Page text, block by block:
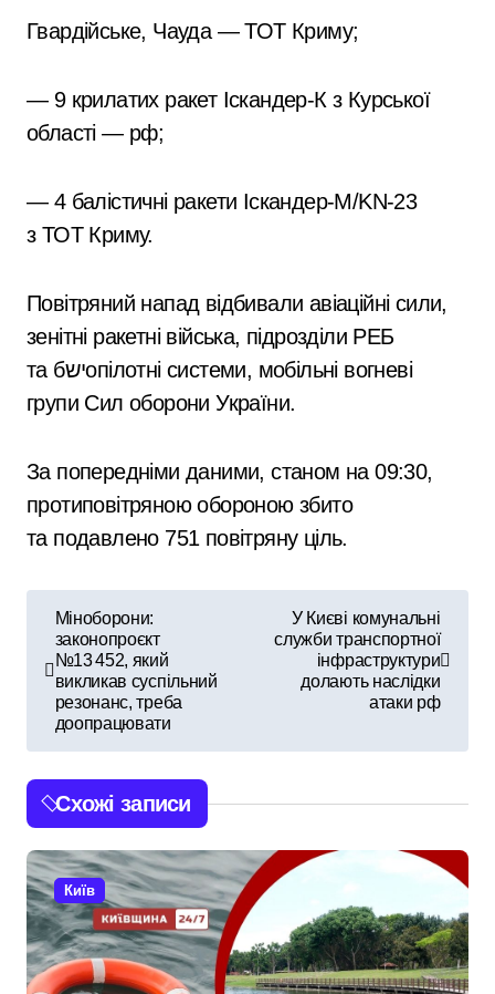
Гвардійське, Чауда — ТОТ Криму;
— 9 крилатих ракет Іскандер-К з Курської
області — рф;
— 4 балістичні ракети Іскандер-М/KN-23
з ТОТ Криму.
Повітряний напад відбивали авіаційні сили,
зенітні ракетні війська, підрозділи РЕБ
та бישопілотні системи, мобільні вогневі
групи Сил оборони України.
За попередніми даними, станом на 09:30,
протиповітряною обороною збито
та подавлено 751 повітряну ціль.
і
г
а
ц
і
я
Міноборони:
законопроєкт
№13 452, який
викликав суспільний
резонанс, треба
доопрацювати
У Києві комунальні
служби транспортної
інфраструктури
долають наслідки
атаки рф
Схожі записи
Київ